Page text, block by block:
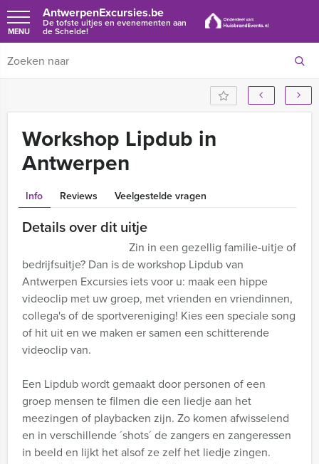
AntwerpenExcursies.be
De tofste uitjes en evenementen aan
de Schelde!
MENU
Workshop Lipdub in
Antwerpen
Info Reviews Veelgestelde vragen
Details over dit uitje
Zin in een gezellig familie-uitje of
bedrijfsuitje? Dan is de workshop Lipdub van
Antwerpen Excursies iets voor u: maak een hippe
videoclip met uw groep, met vrienden en vriendinnen,
collega's of de sportvereniging! Kies een speciale song
of hit uit en we maken er samen een schitterende
videoclip van.
Een Lipdub wordt gemaakt door personen of een
groep mensen te filmen die een liedje aan het
meezingen of playbacken zijn. Zo komen afwisselend
en in verschillende ´shots´ de zangers en zangeressen
in beeld en lijkt het alsof ze zelf het liedje zingen.